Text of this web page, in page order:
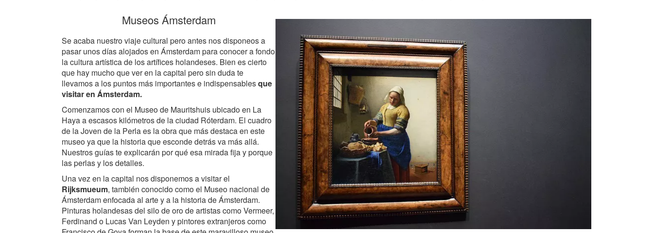
Museos Ámsterdam
Se acaba nuestro viaje cultural pero antes nos disponeos a
pasar unos días alojados en Ámsterdam para conocer a fondo
la cultura artística de los artífices holandeses. Bien es cierto
que hay mucho que ver en la capital pero sin duda te
llevamos a los puntos más importantes e indispensablesque
visitar en Ámsterdam.
Comenzamos con el Museo de Mauritshuis ubicado en La
Haya a escasos kilómetros de la ciudad Róterdam. El cuadro
de la Joven de la Perla es la obra que más destaca en este
museo ya que la historia que esconde detrás va más allá.
Nuestros guías te explicarán por qué esa mirada fija y porque
las perlas y los detalles.
Una vez en la capital nos disponemos a visitar el
Rijksmueum, también conocido como el Museo nacional de
Ámsterdam enfocada al arte y a la historia de Ámsterdam.
Pinturas holandesas del silo de oro de artistas como Vermeer,
Ferdinand o Lucas Van Leyden y pintores extranjeros como